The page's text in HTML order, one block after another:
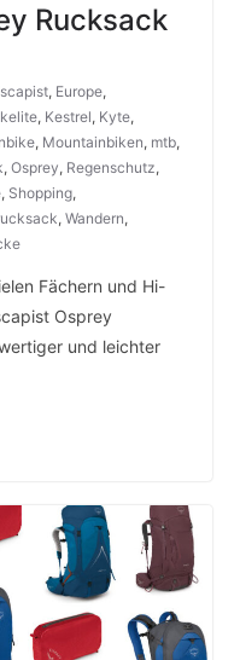
Rucksack
, Europe,
, Kestrel, Kyte,
, Mountainbiken, mtb,
, Osprey, Regenschutz,
, Shopping,
, Wandern,
Fächern und Hi-
Osprey
und leichter